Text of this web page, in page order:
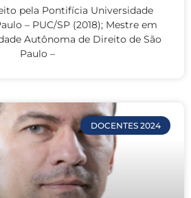
pela Pontifícia Universidade
– PUC/SP (2018); Mestre em
Autônoma de Direito de São
Paulo –
DOCENTES 2024